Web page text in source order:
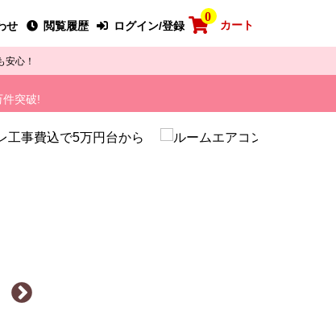
せ 閲覧履歴 ログイン/登録
0
カート
安心！
件突破!